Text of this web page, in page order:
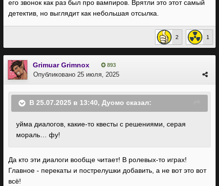
его звонок как раз был про вампиров. Врятли это этот самый
детектив, но выглядит как небольшая отсылка.
2 1
Grimuar Grimnox 893
Опубликовано 25 июля, 2025
В 25.07.2025 в 13:40, Дуомо сказал:
уйма диалогов, какие-то квесты с решениями, серая
мораль… фу!
Да кто эти диалоги вообще читает! В ролевых-то играх!
Главное - перекаты и пострелушки добавить, а не вот это вот
всё!